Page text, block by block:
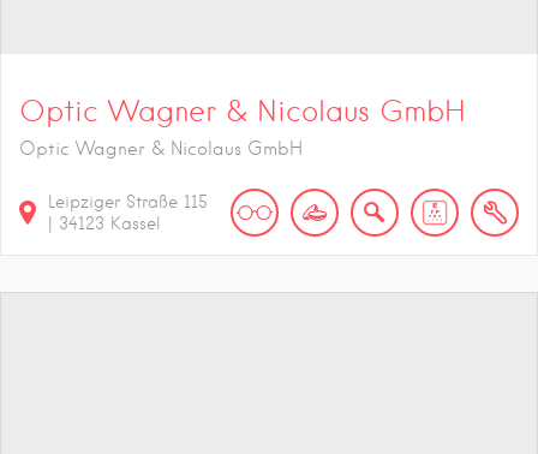
Optic Wagner & Nicolaus GmbH
Optic Wagner & Nicolaus GmbH
Leipziger Straße 115
34123 Kassel